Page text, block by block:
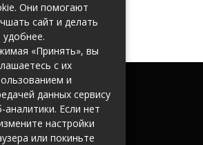
Они помогают
сайт и делать
удобнее.
«Принять», вы
с их
и
данных сервису
аналитики. Если нет
настройки
или покиньте